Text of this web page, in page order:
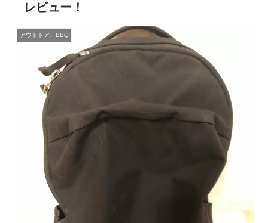
レビュー！
アウトドア、BBQ